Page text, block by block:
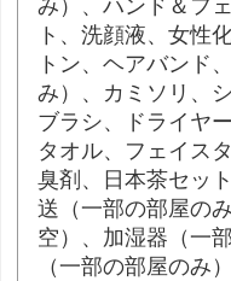
み）、ハンド＆フ
ト、洗顔液、女性
トン、ヘアバンド
み）、カミソリ、
ブラシ、ドライヤ
タオル、フェイス
臭剤、日本茶セッ
送（一部の部屋の
空）、加湿器（一
（一部の部屋のみ